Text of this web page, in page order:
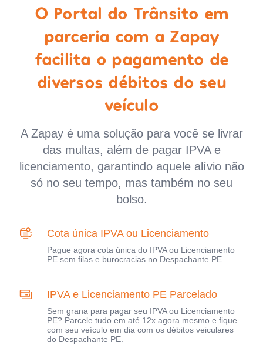
O Portal do Trânsito em
parceria com a Zapay
facilita o pagamento de
diversos débitos do seu
veículo
A Zapay é uma solução para você se livrar
das multas, além de pagar IPVA e
licenciamento, garantindo aquele alívio não
só no seu tempo, mas também no seu
bolso.
Cota única IPVA ou Licenciamento
Pague agora cota única do IPVA ou Licenciamento
PE sem filas e burocracias no Despachante PE.
IPVA e Licenciamento PE Parcelado
Sem grana para pagar seu IPVA ou Licenciamento
PE? Parcele tudo em até 12x agora mesmo e fique
com seu veículo em dia com os débitos veiculares
do Despachante PE.